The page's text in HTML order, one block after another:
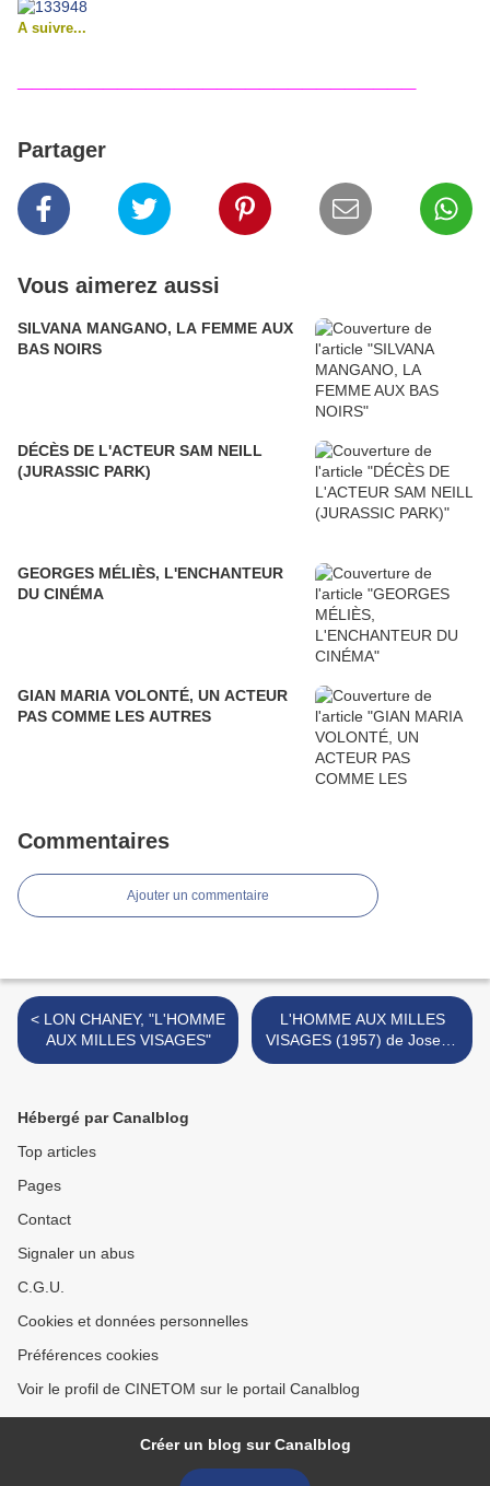
A suivre...
Partager
Vous aimerez aussi
SILVANA MANGANO, LA FEMME AUX
BAS NOIRS
DÉCÈS DE L'ACTEUR SAM NEILL
(JURASSIC PARK)
GEORGES MÉLIÈS, L'ENCHANTEUR
DU CINÉMA
GIAN MARIA VOLONTÉ, UN ACTEUR
PAS COMME LES AUTRES
Commentaires
Ajouter un commentaire
< LON CHANEY, "L'HOMME
AUX MILLES VISAGES"
L'HOMME AUX MILLES
VISAGES (1957) de Joseph
Pevney >
Hébergé par Canalblog
Top articles
Pages
Contact
Signaler un abus
C.G.U.
Cookies et données personnelles
Préférences cookies
Voir le profil de CINETOM sur le portail Canalblog
Créer un blog sur Canalblog